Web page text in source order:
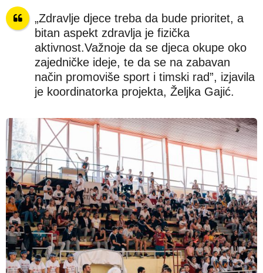
„Zdravlje djece treba da bude prioritet, a
bitan aspekt zdravlja je fizička
aktivnost.Važnoje da se djeca okupe oko
zajedničke ideje, te da se na zabavan
način promoviše sport i timski rad”, izjavila
je koordinatorka projekta, Željka Gajić.